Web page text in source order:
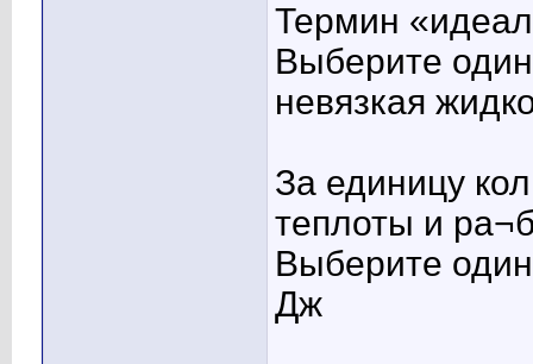
Термин
Выберите
невязкая
За единицу
теплоты и
Выберите
Дж